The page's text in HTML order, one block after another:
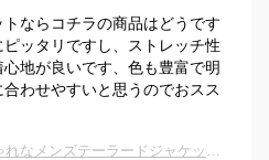
ならコチラの商品はどうです
ッタリですし、ストレッチ性
地が良いです、色も豊富で明
わせやすいと思うのでおスス
春コーデにおすすめのおしゃれなメンズテーラードジャケットは？